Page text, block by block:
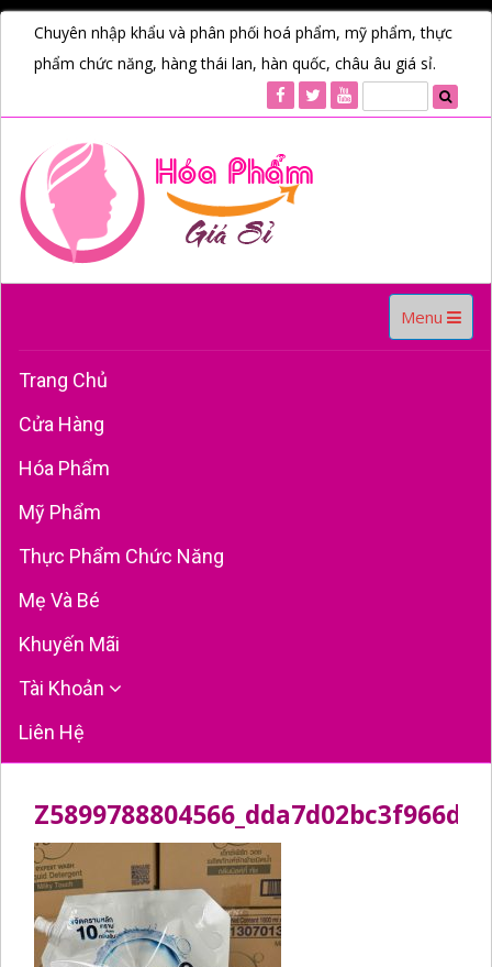
Chuyên nhập khẩu và phân phối hoá phẩm, mỹ phẩm, thực
phẩm chức năng, hàng thái lan, hàn quốc, châu âu giá sỉ.
Toggle
navigation
Menu
Trang Chủ
Cửa Hàng
Hóa Phẩm
Mỹ Phẩm
Thực Phẩm Chức Năng
Mẹ Và Bé
Khuyến Mãi
Tài Khoản
Liên Hệ